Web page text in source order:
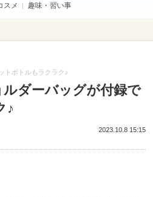
スメ 趣味・習い事
トボトルもラクラク♪
ルダーバッグが付録で
♪
2023.10.8 15:15